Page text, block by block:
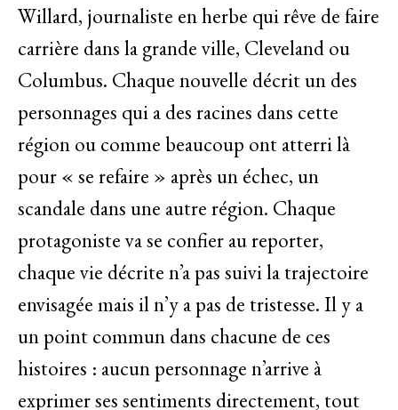
Willard, journaliste en herbe qui rêve de faire
carrière dans la grande ville, Cleveland ou
Columbus. Chaque nouvelle décrit un des
personnages qui a des racines dans cette
région ou comme beaucoup ont atterri là
pour « se refaire » après un échec, un
scandale dans une autre région. Chaque
protagoniste va se confier au reporter,
chaque vie décrite n’a pas suivi la trajectoire
envisagée mais il n’y a pas de tristesse. Il y a
un point commun dans chacune de ces
histoires : aucun personnage n’arrive à
exprimer ses sentiments directement, tout